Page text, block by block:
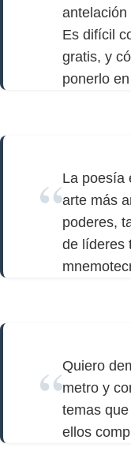
antelación
Es difícil
gratis, y
ponerlo
La poesía
arte más
poderes,
de líderes
Quiero
metro y
temas
ellos